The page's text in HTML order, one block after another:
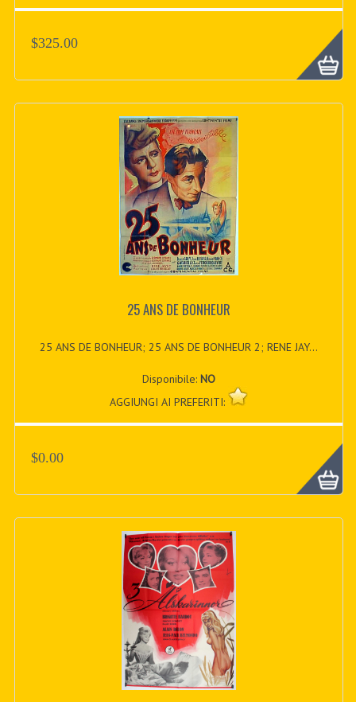
$325.00
25 ANS DE BONHEUR
25 ANS DE BONHEUR; 25 ANS DE BONHEUR 2; RENE JAY...
Disponibile: NO
AGGIUNGI AI PREFERITI:
$0.00